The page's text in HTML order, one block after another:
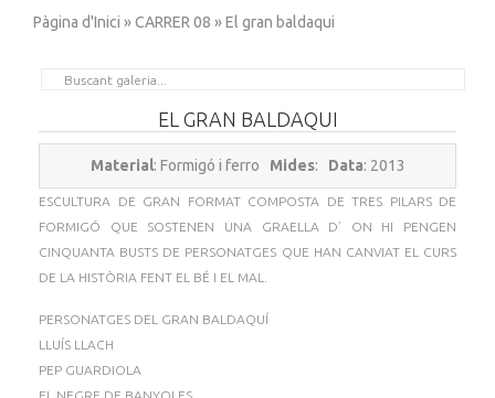
Pàgina d'Inici »CARRER 08 » El gran baldaqui
EL GRAN BALDAQUI
Material: Formigó i ferro Mides: Data: 2013
ESCULTURA DE GRAN FORMAT COMPOSTA DE TRES PILARS DE
FORMIGÓ QUE SOSTENEN UNA GRAELLA D’ ON HI PENGEN
CINQUANTA BUSTS DE PERSONATGES QUE HAN CANVIAT EL CURS
DE LA HISTÒRIA FENT EL BÉ I EL MAL.
PERSONATGES DEL GRAN BALDAQUÍ
LLUÍS LLACH
PEP GUARDIOLA